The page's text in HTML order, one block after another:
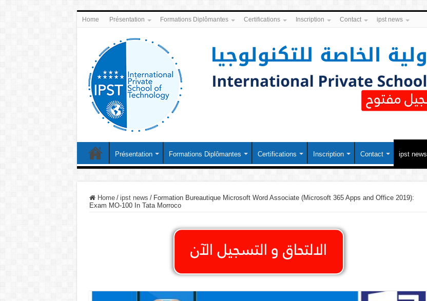
Home Présentation Formations Diplômantes Certifications Inscription Contact ipst news
Présentation Formations Diplômantes Certifications Inscription Contact ipst news
Home / ipst news / Formation Bureautique Microsoft Word Associate (Microsoft 365 Apps and Office 2019):
Exam MO-100 In Tata Morroco